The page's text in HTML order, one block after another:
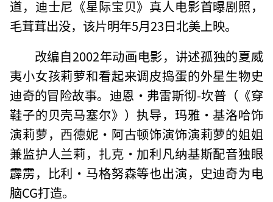
道，迪士尼《星际宝贝》真人电影首曝剧照，
毛茸茸出没，该片明年5月23日北美上映。
改编自2002年动画电影，讲述孤独的夏威
夷小女孩莉萝和看起来调皮捣蛋的外星生物史
迪奇的冒险故事。迪恩·弗雷斯彻-坎普（《穿
鞋子的贝壳马塞尔》）执导，玛雅·基洛哈饰
演莉萝，西德妮·阿古顿饰演饰演莉萝的姐姐
兼监护人兰莉，扎克·加利凡纳基斯配音独眼
霹雳，比利·马格努森等也出演，史迪奇为电
脑CG打造。